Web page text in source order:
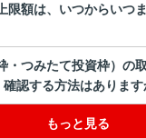
限額は、いつからいつ
・つみたて投資枠）の
認する方法はあります
もっと見る